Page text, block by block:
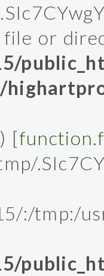
file or
[
:/tmp:/